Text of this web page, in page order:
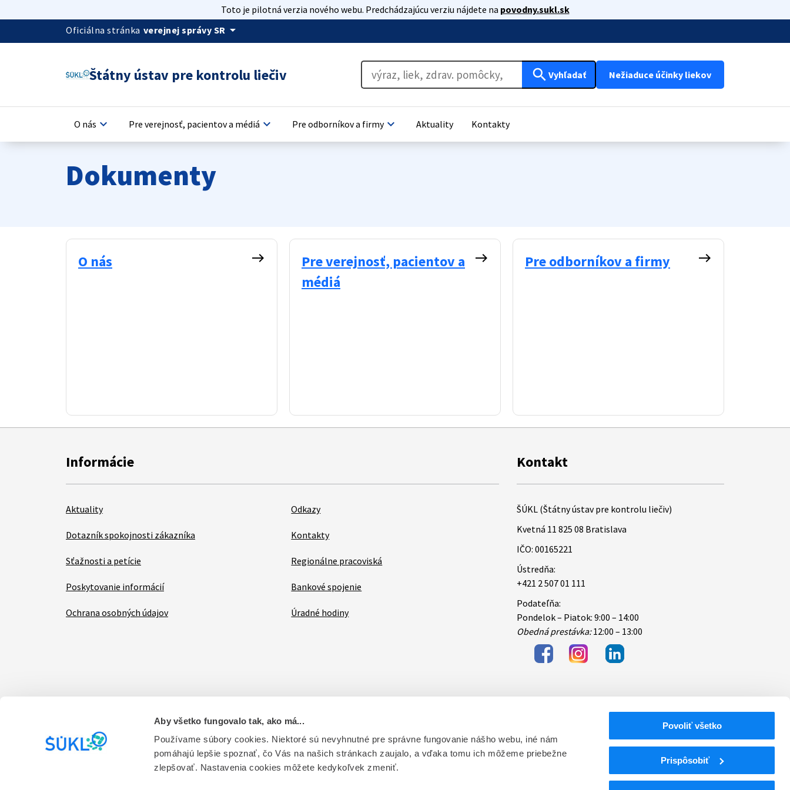
Aby všetko fungovalo tak, ako má...
Používame súbory cookies. Niektoré sú nevyhnutné pre správne fungovanie nášho webu, iné nám
pomáhajú lepšie spoznať, čo Vás na našich stránkach zaujalo, a vďaka tomu ich môžeme priebežne
zlepšovať. Nastavenia cookies môžete kedykoľvek zmeniť.
Povoliť všetko
Prispôsobiť
Toto je pilotná verzia nového webu. Predchádzajúcu verziu nájdete na povodny.sukl.sk
Oficiálna stránka verejnej správy SR arrow_drop_down
Štátny ústav pre kontrolu liečiv search Vyhľadať Nežiaduce účinky liekov
O nás keyboard_arrow_down Pre verejnosť, pacientov a médiá keyboard_arrow_down Pre odborníkov a firmykeyboard_arrow_down Aktuality Kontakty
Dokumenty
O nás east
Pre verejnosť, pacientov a
médiá
east Pre odborníkov a firmy east
Informácie
Aktuality
Dotazník spokojnosti zákazníka
Sťažnosti a petície
Poskytovanie informácií
Ochrana osobných údajov
Odkazy
Kontakty
Regionálne pracoviská
Bankové spojenie
Úradné hodiny
Kontakt
ŠÚKL (Štátny ústav pre kontrolu liečiv)
Kvetná 11 825 08 Bratislava
IČO: 00165221
Ústredňa:
+421 2 507 01 111
Podateľňa:
Pondelok – Piatok: 9:00 – 14:00
Obedná prestávka:12:00 – 13:00
Items
Vyhlásenie o prístupnosti Kontakt na prevádzkovateľa RSS Oznamy Databázy a servis Základné zásady bezpečnosti
Prevádzkovateľom stránky je Štátny ústav pre kontrolu liečiv. Vytvorené v súlade s Jednotným dizajn manuálom elektronických